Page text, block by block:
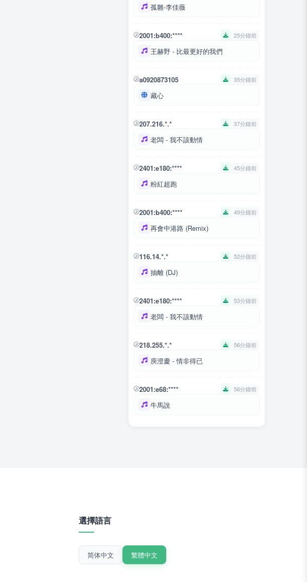
孤雛-李佳薇
2001:b400:**** 25分鐘前
王赫野 - 比最更好的我們
a0920873105 35分鐘前
藏心
207.216.*.* 37分鐘前
老闆 - 我不該動情
2401:e180:**** 45分鐘前
粉紅超跑
2001:b400:**** 49分鐘前
再會中港路 (Remix)
116.14.*.* 52分鐘前
抽離 (DJ)
2401:e180:**** 53分鐘前
老闆 - 我不該動情
218.255.*.* 56分鐘前
庾澄慶 - 情非得已
2001:e68:**** 56分鐘前
牛馬說
選擇語言
简体中文 繁體中文